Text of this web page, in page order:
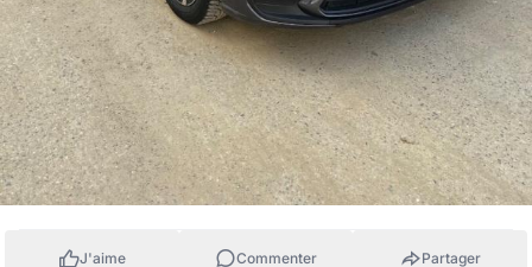
J'aime Commenter Partager